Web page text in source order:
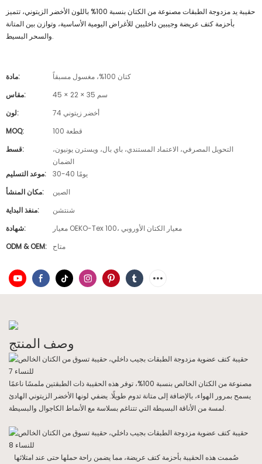
حقيبة يد مزدوجة الطبقات مصنوعة من الكتان بنسبة 100% باللون الأخضر الزيتوني، تتميز
بأحزمة كتف عريضة وجيبين داخليين للأغراض اليومية الأساسية، وتوازن بين المتانة
والسحر البسيط.
مادة:
كتان 100%، مغسول مسبقاً
مقاس:
45 × 22 × 35 سم
لون:
74 أخضر زيتوني
MOQ:
100 قطعة
قسط:
التحويل المصرفي، الاعتماد المستندي، باي بال، ويسترن يونيون،
الضمان
موعد التسليم:
30-40 يومًا
مكان المنشأ:
الصين
منفذ البداية:
شنتشن
شهادة:
معيار OEKO-Tex 100، معيار الكتان الأوروبي
ODM & OEM:
متاح
وصف المنتج
مصنوعة من الكتان الخالص بنسبة 100%، توفر هذه الحقيبة ذات الطبقتين ملمسًا ناعمًا
يسمح بمرور الهواء، بالإضافة إلى متانة تدوم طويلًا. يضفي لونها الأخضر الزيتوني الهادئ
لمسة من الأناقة البسيطة التي تتناغم بسلاسة مع الأنماط الكاجوال والبسيطة.